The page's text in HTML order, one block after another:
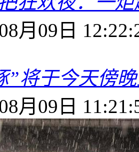
月09日
”将于今天傍
月09日